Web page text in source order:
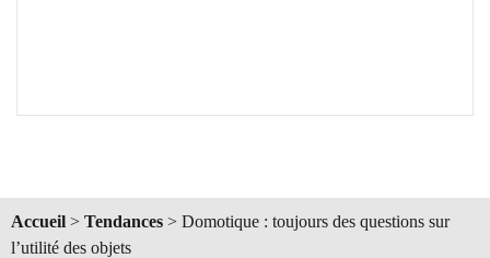
Accueil > Tendances > Domotique : toujours des questions sur
l’utilité des objets